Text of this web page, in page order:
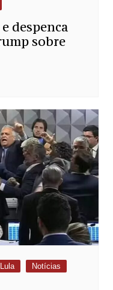
despenca
sobre
Lula
Notícias